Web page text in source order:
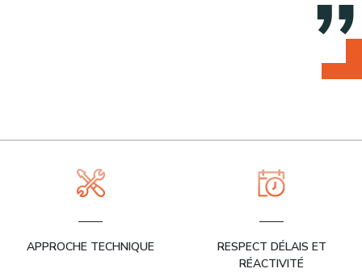
APPROCHE TECHNIQUE
RESPECT DÉLAIS ET
RÉACTIVITÉ